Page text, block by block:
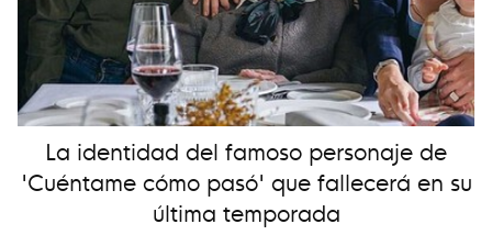
La identidad del famoso personaje de
'Cuéntame cómo pasó' que fallecerá en su
última temporada